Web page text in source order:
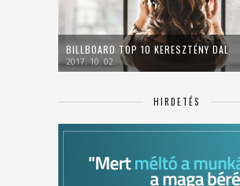
BILLBOARD TOP 10 KERESZTÉNY DAL
2017. 10. 02.
HIRDETÉS